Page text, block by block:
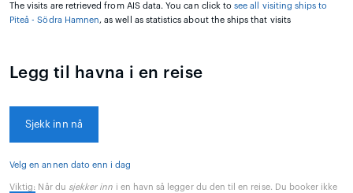
The visits are retrieved from AIS data. You can click tosee all visiting ships to
Piteå - Södra Hamnen, as well as statistics about the ships that visits
Legg til havna i en reise
Sjekk inn nå
Velg en annen dato enn i dag
Viktig: Når du sjekker inn i en havn så legger du den til en reise. Du booker ikke